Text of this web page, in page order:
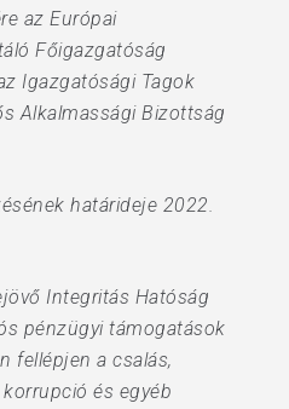
az Európai
Főigazgatóság
Igazgatósági Tagok
Alkalmassági Bizottság
határideje 2022.
Integritás Hatóság
pénzügyi támogatások
fellépjen a csalás,
és egyéb